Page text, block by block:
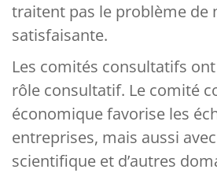
traitent pas le problème de
satisfaisante.
Les comités consultatifs
rôle consultatif. Le comité
économique favorise les
entreprises, mais aussi
scientifique et d’autres